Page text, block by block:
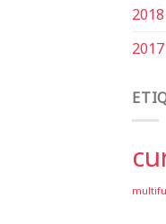
2018
2017